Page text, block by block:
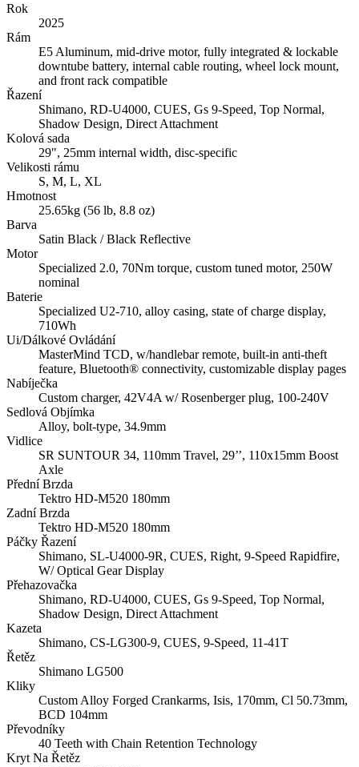
Rok
2025
Rám
E5 Aluminum, mid-drive motor, fully integrated & lockable
downtube battery, internal cable routing, wheel lock mount,
and front rack compatible
Řazení
Shimano, RD-U4000, CUES, Gs 9-Speed, Top Normal,
Shadow Design, Direct Attachment
Kolová sada
29", 25mm internal width, disc-specific
Velikosti rámu
S, M, L, XL
Hmotnost
25.65kg (56 lb, 8.8 oz)
Barva
Satin Black / Black Reflective
Motor
Specialized 2.0, 70Nm torque, custom tuned motor, 250W
nominal
Baterie
Specialized U2-710, alloy casing, state of charge display,
710Wh
Ui/Dálkové Ovládání
MasterMind TCD, w/handlebar remote, built-in anti-theft
feature, Bluetooth® connectivity, customizable display pages
Nabíječka
Custom charger, 42V4A w/ Rosenberger plug, 100-240V
Sedlová Objímka
Alloy, bolt-type, 34.9mm
Vidlice
SR SUNTOUR 34, 110mm Travel, 29’’, 110x15mm Boost
Axle
Přední Brzda
Tektro HD-M520 180mm
Zadní Brzda
Tektro HD-M520 180mm
Páčky Řazení
Shimano, SL-U4000-9R, CUES, Right, 9-Speed Rapidfire,
W/ Optical Gear Display
Přehazovačka
Shimano, RD-U4000, CUES, Gs 9-Speed, Top Normal,
Shadow Design, Direct Attachment
Kazeta
Shimano, CS-LG300-9, CUES, 9-Speed, 11-41T
Řetěz
Shimano LG500
Kliky
Custom Alloy Forged Crankarms, Isis, 170mm, Cl 50.73mm,
BCD 104mm
Převodníky
40 Teeth with Chain Retention Technology
Kryt Na Řetěz